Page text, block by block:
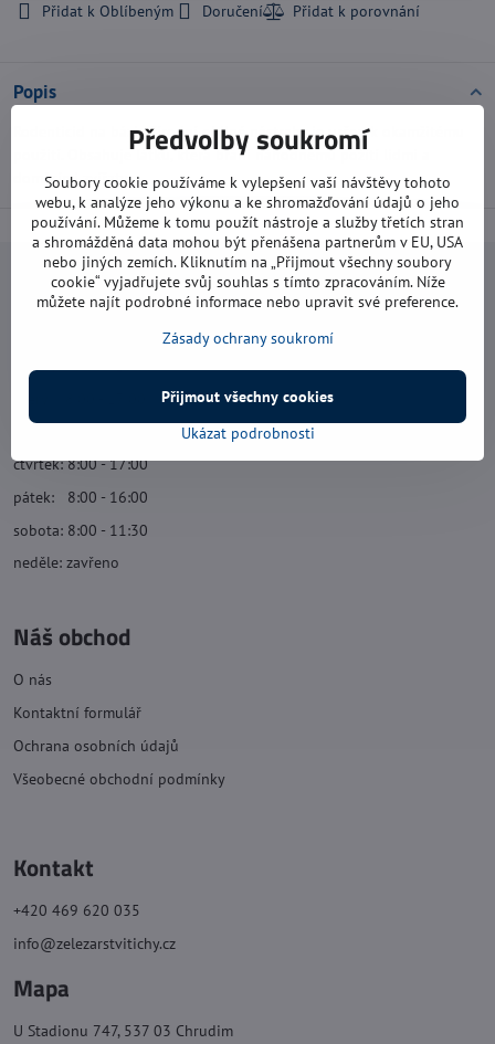
Přidat k Oblíbeným Doručení
Popis
Rodenticid na bázi přírodní obilné nástrahy je určen k okamžitému
použití. Obsahuje látku, která brání náhodnému požití lidmi a
domácími zvířaty.
Navštivte nás
pondělí: 8:00 - 16:00
čtvrtek: 8:00 - 17:00
pátek: 8:00 - 16:00
sobota: 8:00 - 11:30
neděle: zavřeno
Náš obchod
O nás
Kontaktní formulář
Ochrana osobních údajů
Všeobecné obchodní podmínky
Kontakt
+420 469 620 035
info@zelezarstvitichy.cz
Mapa
U Stadionu 747, 537 03 Chrudim
Předvolby soukromí
Soubory cookie používáme k vylepšení vaší návštěvy tohoto
webu, k analýze jeho výkonu a ke shromažďování údajů o jeho
používání. Můžeme k tomu použít nástroje a služby třetích stran
a shromážděná data mohou být přenášena partnerům v EU, USA
nebo jiných zemích. Kliknutím na „Přijmout všechny soubory
cookie“ vyjadřujete svůj souhlas s tímto zpracováním. Níže
můžete najít podrobné informace nebo upravit své preference.
Zásady ochrany soukromí
Ukázat podrobnosti
Přijmout všechny cookies